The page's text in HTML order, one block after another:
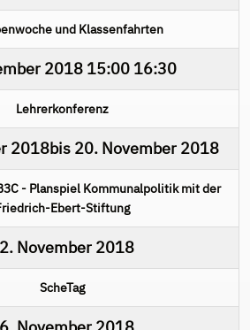
und Klassenfahrten
201815:00 16:30
Lehrerkonferenz
2018bis 20. November 2018
- Planspiel Kommunalpolitik mit der
Ebert-Stiftung
November 2018
ScheTag